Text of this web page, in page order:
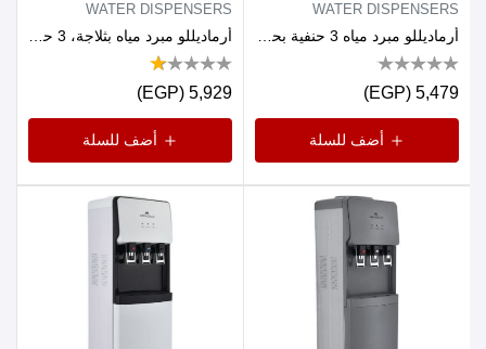
WATER DISPENSERS
5,479 (EGP)
أضف للسلة
WATER DISPENSERS
5,929 (EGP)
أضف للسلة